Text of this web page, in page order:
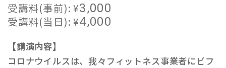
受講料(事前):¥3,000
受講料(当日):¥4,000
【講演内容】
コロナウイルスは、我々フィットネス事業者にビフ